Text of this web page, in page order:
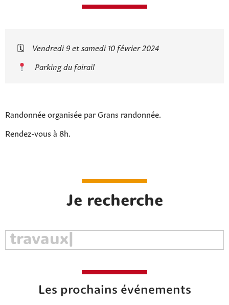
🗓
Vendredi 9 et samedi 10 février 2024
Parking du foirail
Randonnée organisée par Grans randonnée.
Rendez-vous à 8h.
Je recherche
Les prochains événements